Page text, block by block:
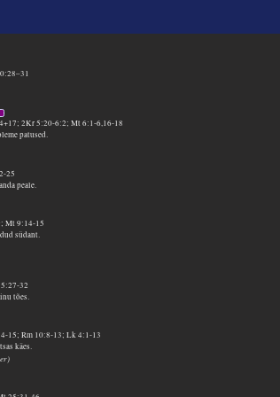
2Kr 5:20-6:2; Mt 6:1-6,16-18
patused.
25
peale.
Mt 9:14-15
südant.
32
tões.
15; Rm 10:8-13; Lk 4:1-13
käes.